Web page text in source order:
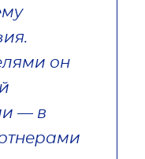
он
— в